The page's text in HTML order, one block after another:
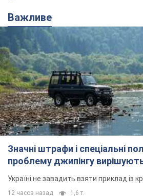
На Прикарпатті після
спеки пройшла потужна
дороги перетворились на
Відео
Негода накрила Івано-Франківщину та
курортний Буковель
7 часов назад 15,2 т.
Жінці нарахували 729 тис. грн
за газ через покази
лічильника: суддя ухвалив
Чи треба платити борг через
2 часа назад 30,0 т.